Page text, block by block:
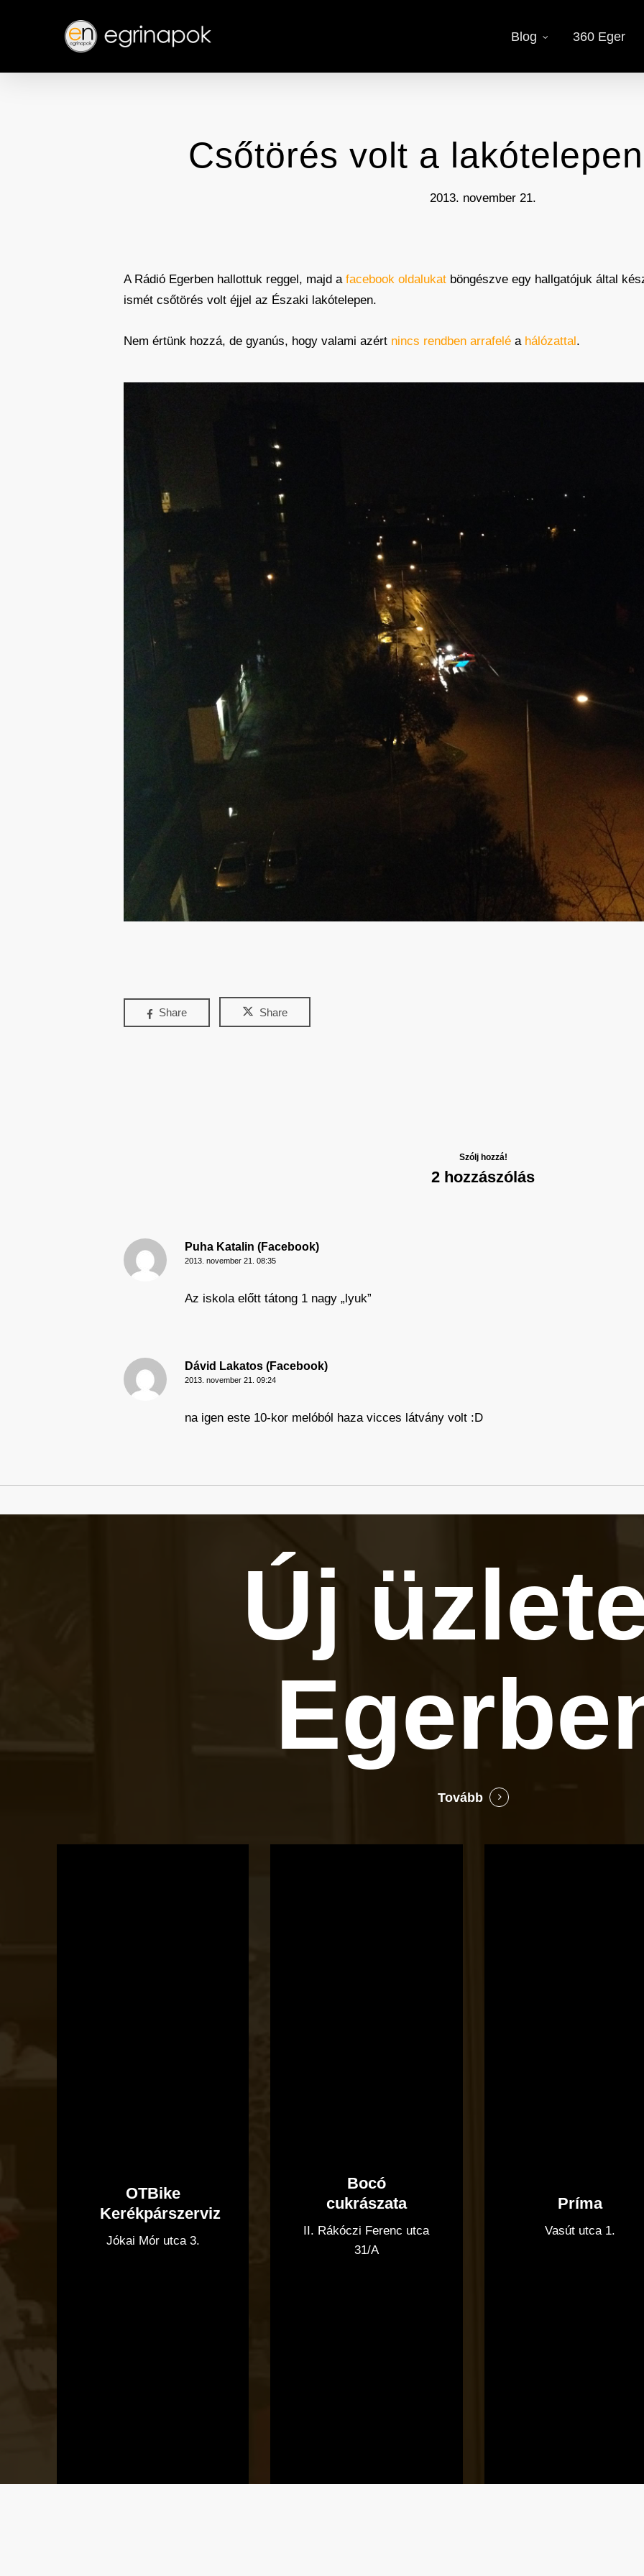
content
Blog 360 Eger
Csőtörés volt a
2013. november 21.
A Rádió Egerben hallottuk reggel, majd a facebook oldalukat böngészve egy hallgatójuk által
ismét csőtörés volt éjjel az Északi lakótelepen.
Nem értünk hozzá, de gyanús, hogy valami azért nincs rendben arrafelé a hálózattal.
Share Share
Szólj hozzá!
2 hozzászólás
Puha Katalin (Facebook)
2013. november 21. 08:35
Az iskola előtt tátong 1 nagy „lyuk”
Dávid Lakatos (Facebook)
2013. november 21. 09:24
na igen este 10-kor melóból haza vicces látvány volt :D
Új
Tovább
OTBike
Kerékpárszerviz
Jókai Mór utca 3.
Bocó
cukrászata
II. Rákóczi Ferenc utca
31/A
Príma
Vasút utca 1.